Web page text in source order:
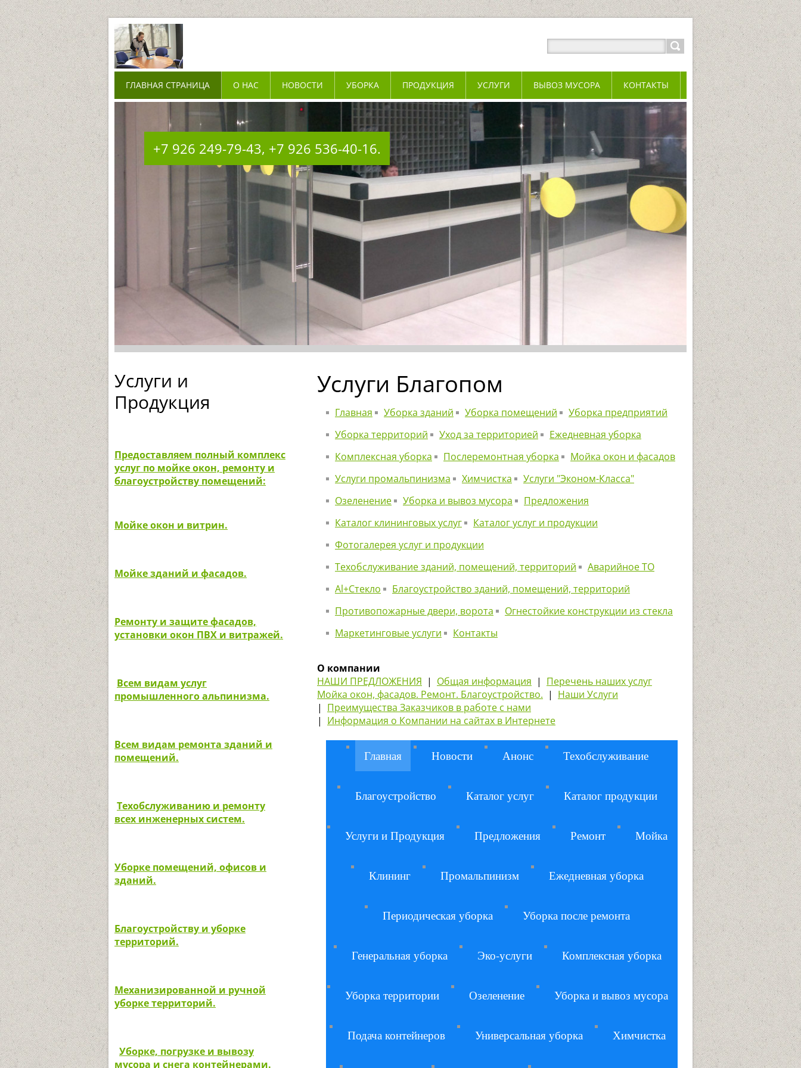
+7 926 249-79-43, +7 926 536-40-16.
Услуги Благопом
Главная Уборка зданий Уборка помещений
Уборка предприятий
Уборка территорий
Уход за территорией
Ежедневная уборка
Комплексная уборка
Послеремонтная уборка
Мойка окон и фасадов
Услуги промальпинизма
Химчистка
Услуги "Эконом-Класса"
Озеленение
Уборка и вывоз мусора
Предложения
Каталог клининговых услуг
Каталог услуг и продукции
Фотогалерея услуг и продукции
Техобслуживание зданий, помещений, территорий
Аварийное ТО
Al+Стекло
Благоустройство зданий, помещений, территорий
Противопожарные двери, ворота
Огнестойкие конструкции из стекла
Маркетинговые услуги
Контакты
О компании
НАШИ ПРЕДЛОЖЕНИЯ | Общая информация | Перечень наших услуг
Мойка окон, фасадов. Ремонт. Благоустройство. | Наши Уcлуги
| Преимущества Заказчиков в работе с нами
| Информация о Компании на сайтах в Интернете
Главная Новости Анонс Техобслуживание
Благоустройство Каталог услуг Каталог продукции
Услуги и Продукция Предложения Ремонт Мойка
Клининг Промальпинизм Ежедневная уборка
Периодическая уборка Уборка после ремонта
Генеральная уборка Эко-услуги Комплексная уборка
Уборка территории Озеленение Уборка и вывоз мусора
Подача контейнеров Универсальная уборка Химчистка
Услуги и
Продукция
Предоставляем полный комплекс
услуг по мойке окон, ремонту и
благоустройству помещений:
Мойке окон и витрин.
Мойке зданий и фасадов.
Ремонту и защите фасадов,
установки окон ПВХ и витражей.
Всем видам услуг
промышленного альпинизма.
Всем видам ремонта зданий и
помещений.
Техобслуживанию и ремонту
всех инженерных систем.
Уборке помещений, офисов и
зданий.
Благоустройству и уборке
территорий.
Механизированной и ручной
уборке территорий.
Уборке, погрузке и вывозу
мусора и снега контейнерами.
ГЛАВНАЯ СТРАНИЦА О НАС НОВОСТИ УБОРКА ПРОДУКЦИЯ УСЛУГИ ВЫВОЗ МУСОРА КОНТАКТЫ